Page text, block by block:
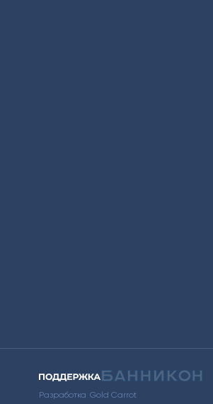
Разработка Gold Carrot